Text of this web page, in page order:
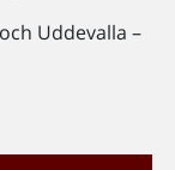
Uddevalla –